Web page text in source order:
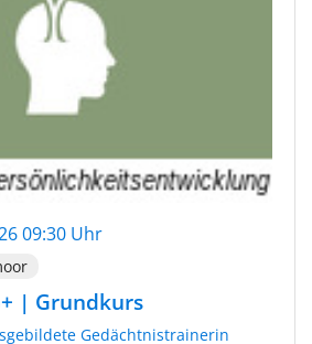
09:30 Uhr
| Grundkurs
Gedächtnistrainerin